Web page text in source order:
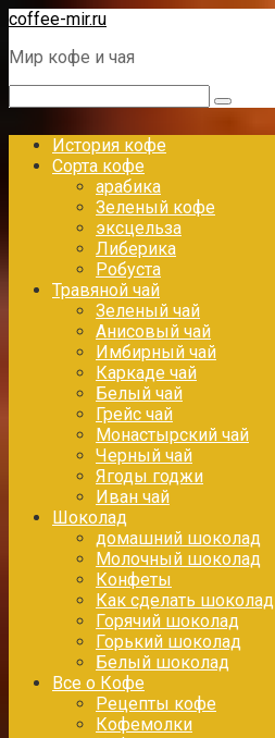
Перейти
контенту
coffee-mir.ru
Мир кофе и чая
История кофе
Сорта кофе
арабика
Зеленый кофе
эксцельза
Либерика
Робуста
Травяной чай
Зеленый чай
Анисовый чай
Имбирный чай
Каркаде чай
Белый чай
Грейс чай
Монастырский чай
Черный чай
Ягоды годжи
Иван чай
Шоколад
домашний шоколад
Молочный шоколад
Конфеты
Как сделать шоколад
Горячий шоколад
Горький шоколад
Белый шоколад
Все о Кофе
Рецепты кофе
Кофемолки